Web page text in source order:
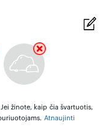
žinote, kaip čia švartuotis,
Atnaujinti